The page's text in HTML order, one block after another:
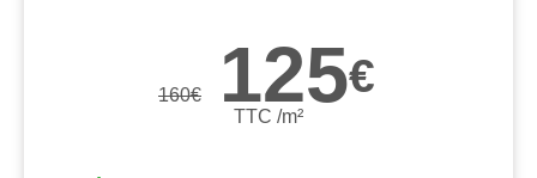
160€ 125€
TTC /m²